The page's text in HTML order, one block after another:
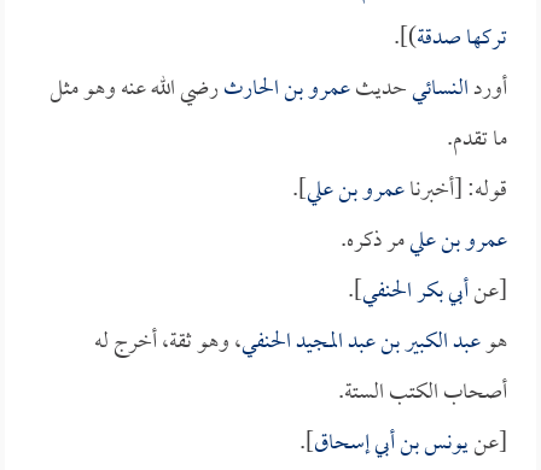
تركها صدقة)].
أوردالنسائيحديثعمرو بن الحارثرضي الله عنه وهو مثل
ما تقدم.
قوله: [أخبرناعمرو بن علي].
عمرو بن عليمر ذكره.
[عنأبي بكر الحنفي].
هوعبد الكبير بن عبد المجيد الحنفي، وهو ثقة، أخرج له
أصحاب الكتب الستة.
[عنيونس بن أبي إسحاق].